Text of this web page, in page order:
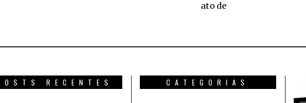
ato de
RECENTES CATEGORIAS